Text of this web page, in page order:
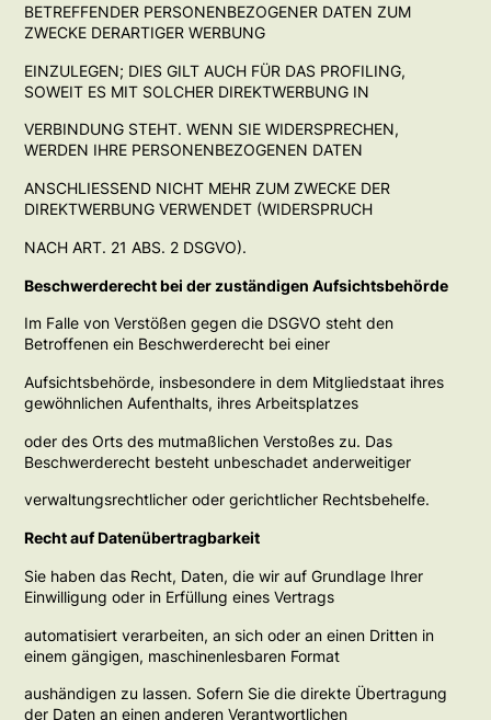
BETREFFENDER PERSONENBEZOGENER DATEN ZUM
ZWECKE DERARTIGER WERBUNG
EINZULEGEN; DIES GILT AUCH FÜR DAS PROFILING,
SOWEIT ES MIT SOLCHER DIREKTWERBUNG IN
VERBINDUNG STEHT. WENN SIE WIDERSPRECHEN,
WERDEN IHRE PERSONENBEZOGENEN DATEN
ANSCHLIESSEND NICHT MEHR ZUM ZWECKE DER
DIREKTWERBUNG VERWENDET (WIDERSPRUCH
NACH ART. 21 ABS. 2 DSGVO).
Beschwerderecht bei der zuständigen Aufsichtsbehörde
Im Falle von Verstößen gegen die DSGVO steht den
Betroffenen ein Beschwerderecht bei einer
Aufsichtsbehörde, insbesondere in dem Mitgliedstaat ihres
gewöhnlichen Aufenthalts, ihres Arbeitsplatzes
oder des Orts des mutmaßlichen Verstoßes zu. Das
Beschwerderecht besteht unbeschadet anderweitiger
verwaltungsrechtlicher oder gerichtlicher Rechtsbehelfe.
Recht auf Datenübertragbarkeit
Sie haben das Recht, Daten, die wir auf Grundlage Ihrer
Einwilligung oder in Erfüllung eines Vertrags
automatisiert verarbeiten, an sich oder an einen Dritten in
einem gängigen, maschinenlesbaren Format
aushändigen zu lassen. Sofern Sie die direkte Übertragung
der Daten an einen anderen Verantwortlichen